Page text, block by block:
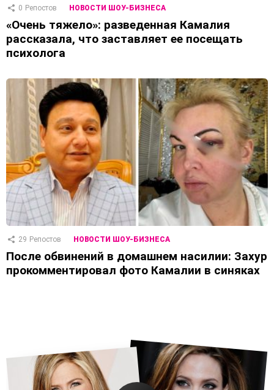
0 Репостов НОВОСТИ ШОУ-БИЗНЕСА
«Очень тяжело»: разведенная Камалия
рассказала, что заставляет ее посещать
психолога
29 Репостов НОВОСТИ ШОУ-БИЗНЕСА
После обвинений в домашнем насилии: Захур
прокомментировал фото Камалии в синяках